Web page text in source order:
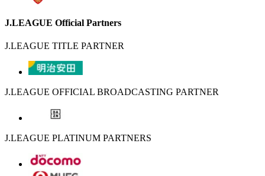
J.LEAGUE Official Partners
J.LEAGUE TITLE PARTNER
J.LEAGUE OFFICIAL BROADCASTING PARTNER
J.LEAGUE PLATINUM PARTNERS